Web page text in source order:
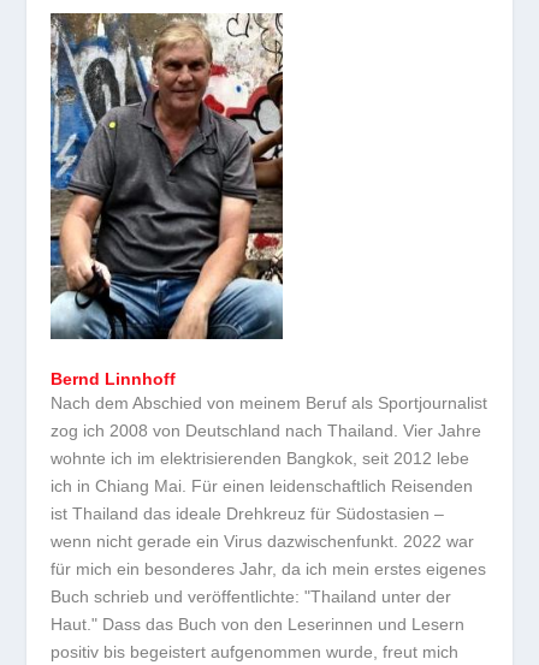
Bernd Linnhoff
Nach dem Abschied von meinem Beruf als Sportjournalist
zog ich 2008 von Deutschland nach Thailand. Vier Jahre
wohnte ich im elektrisierenden Bangkok, seit 2012 lebe
ich in Chiang Mai. Für einen leidenschaftlich Reisenden
ist Thailand das ideale Drehkreuz für Südostasien –
wenn nicht gerade ein Virus dazwischenfunkt. 2022 war
für mich ein besonderes Jahr, da ich mein erstes eigenes
Buch schrieb und veröffentlichte: "Thailand unter der
Haut." Dass das Buch von den Leserinnen und Lesern
positiv bis begeistert aufgenommen wurde, freut mich